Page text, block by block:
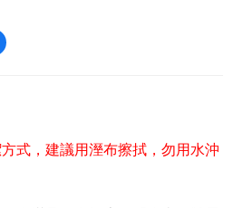
式，建議用溼布擦拭，勿用水沖